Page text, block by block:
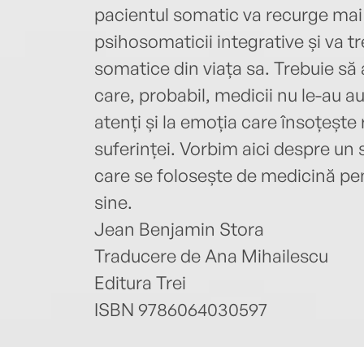
pacientul somatic va recurge
psihosomaticii integrative și va
somatice din viața sa. Trebuie
care, probabil, medicii nu le-au
atenți și la emoția care
suferinței. Vorbim aici despre un
care se folosește de medicină
sine.
Jean Benjamin Stora
Traducere de Ana Mihailescu
Editura Trei
ISBN 9786064030597